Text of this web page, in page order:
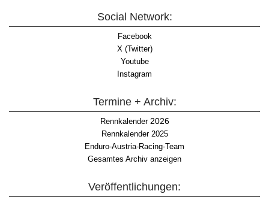
Social Network:
Facebook
X (Twitter)
Youtube
Instagram
Termine + Archiv:
Rennkalender2026
Rennkalender 2025
Enduro-Austria-Racing-Team
Gesamtes Archiv anzeigen
Veröffentlichungen: